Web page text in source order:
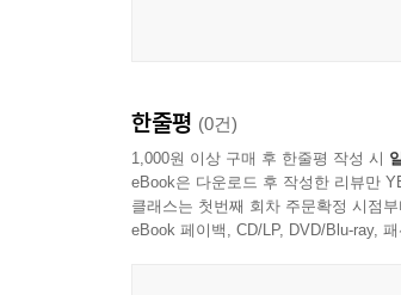
한줄평 (0건)
1,000원 이상 구매 후 한줄평 작성 시
eBook은 다운로드 후 작성한 리뷰만
클래스는 첫번째 회차 주문확정 시점
eBook 페이백, CD/LP, DVD/Blu-ray,